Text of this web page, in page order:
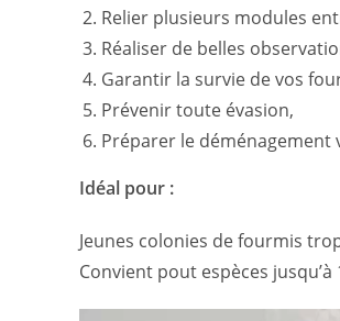
Relier plusieurs modules
Réaliser de belles
Garantir la survie de vos
Prévenir toute évasion,
Préparer le déménagement
Idéal pour :
Jeunes colonies de fourmis
Convient pout espèces